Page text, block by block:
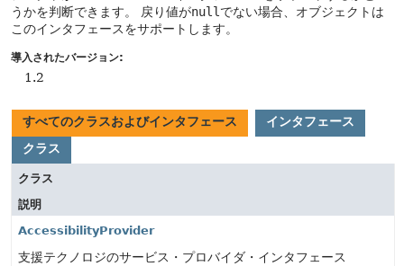
うかを判断できます。
戻り値がnullでない場合、オブジェクトは
このインタフェースをサポートします。
導入されたバージョン:
1.2
すべてのクラスおよびインタフェース
インタフェース
クラス
クラス
説明
AccessibilityProvider
支援テクノロジのサービス・プロバイダ・インタフェース